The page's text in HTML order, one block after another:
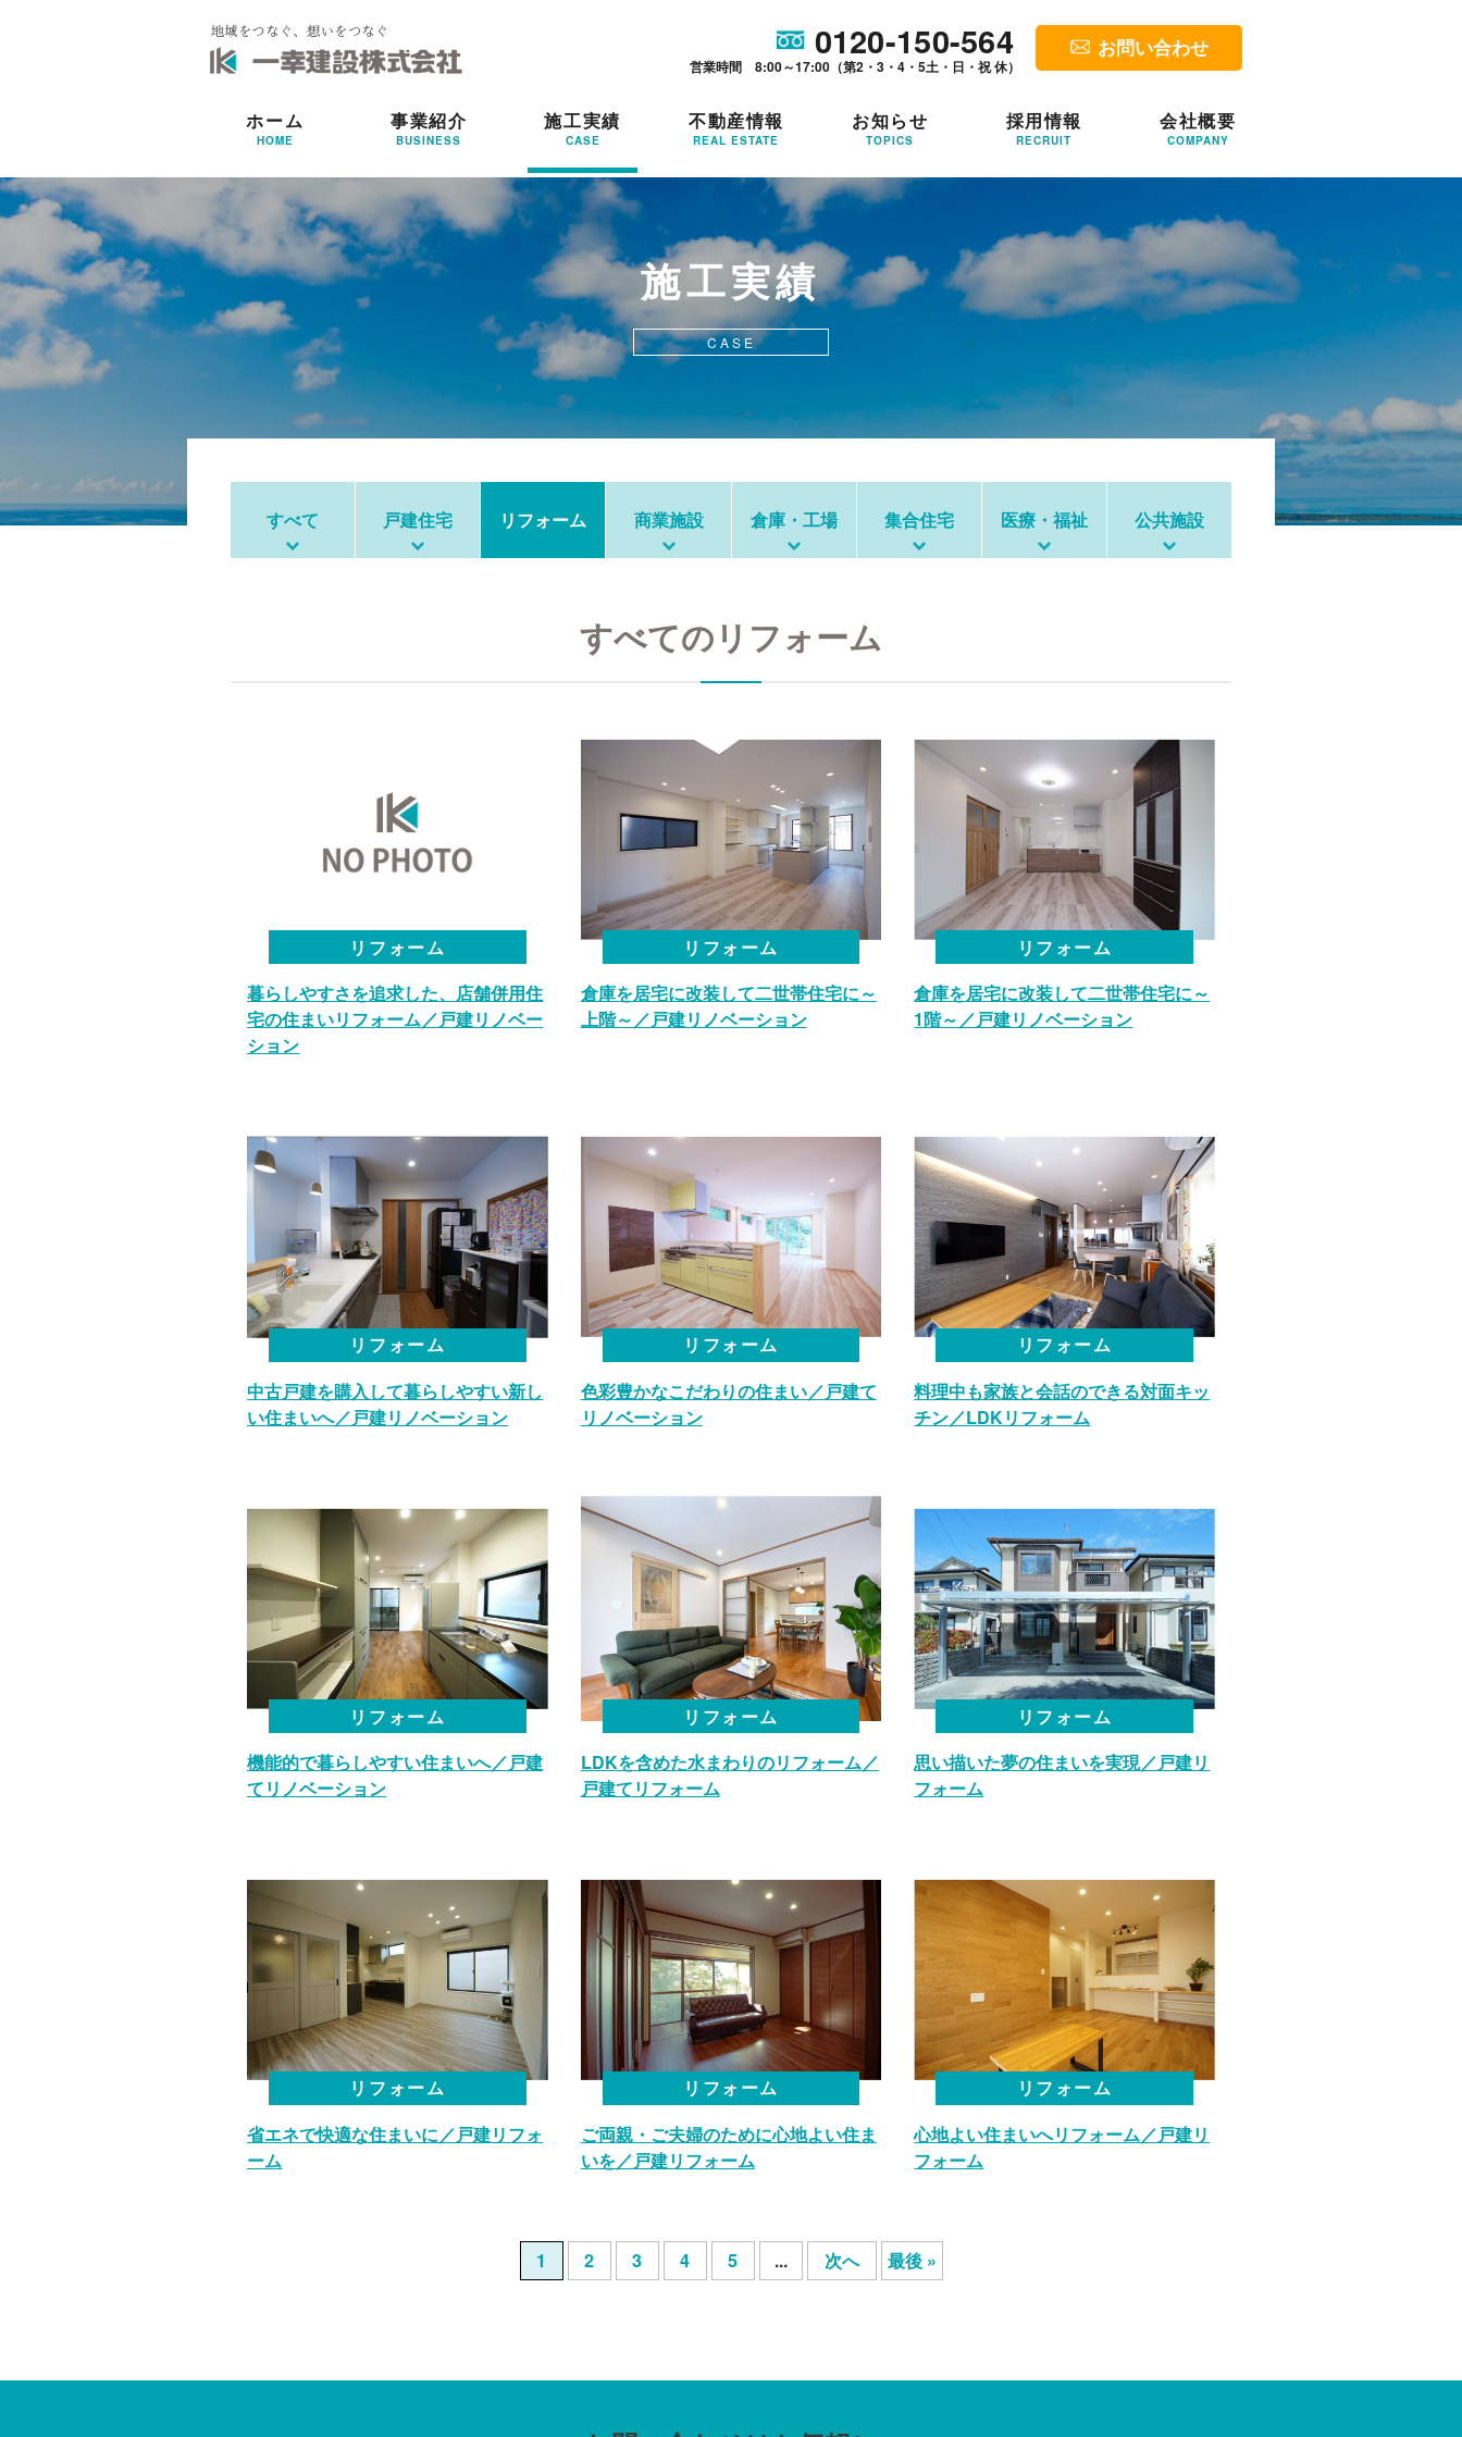
0120-150-564
営業時間 8:00～17:00（第2・3・4・5土・日・祝 休）
お問い合わせ
ホーム
HOME
事業紹介
BUSINESS
施工実績
CASE
不動産情報
REAL ESTATE
お知らせ
TOPICS
採用情報
RECRUIT
会社概要
COMPANY
施工実績
CASE
すべて 戸建住宅 リフォーム 商業施設 倉庫・工場 集合住宅 医療・福祉 公共施設
すべてのリフォーム
リフォーム
暮らしやすさを追求した、店舗併用住
宅の住まいリフォーム／戸建リノベー
ション
リフォーム
倉庫を居宅に改装して二世帯住宅に～
上階～／戸建リノベーション
リフォーム
倉庫を居宅に改装して二世帯住宅に～
1階～／戸建リノベーション
リフォーム
中古戸建を購入して暮らしやすい新し
い住まいへ／戸建リノベーション
リフォーム
色彩豊かなこだわりの住まい／戸建て
リノベーション
リフォーム
料理中も家族と会話のできる対面キッ
チン／LDKリフォーム
リフォーム
機能的で暮らしやすい住まいへ／戸建
てリノベーション
リフォーム
LDKを含めた水まわりのリフォーム／
戸建てリフォーム
リフォーム
思い描いた夢の住まいを実現／戸建リ
フォーム
リフォーム
省エネで快適な住まいに／戸建リフォ
ーム
リフォーム
ご両親・ご夫婦のために心地よい住ま
いを／戸建リフォーム
リフォーム
心地よい住まいへリフォーム／戸建リ
フォーム
1 2 3 4 5 ... 次へ 最後 »